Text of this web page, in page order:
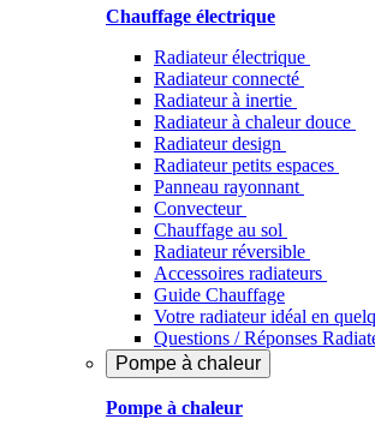
Chauffage électrique
Radiateur électrique
Radiateur connecté
Radiateur à inertie
Radiateur à chaleur douce
Radiateur design
Radiateur petits espaces
Panneau rayonnant
Convecteur
Chauffage au sol
Radiateur réversible
Accessoires radiateurs
Guide Chauffage
Votre radiateur idéal en
Questions / Réponses
Pompe à chaleur
Pompe à chaleur